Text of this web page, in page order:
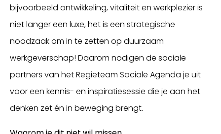
bijvoorbeeld ontwikkeling, vitaliteit en werkplezier is
niet langer een luxe, het is een strategische
noodzaak om in te zetten op duurzaam
werkgeverschap! Daarom nodigen de sociale
partners van het Regieteam Sociale Agenda je uit
voor een kennis- en inspiratiesessie die je aan het
denken zet én in beweging brengt.